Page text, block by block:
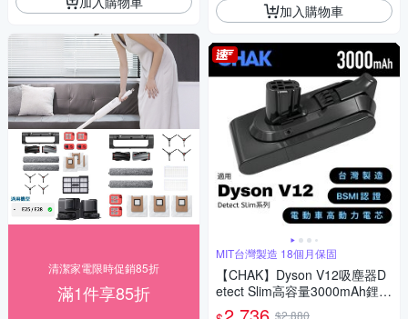
清潔家電限時促銷85折
滿1件享85折
加入購物車
MIT台灣製造 18個月保固
【CHAK】Dyson V12吸塵器D
etect Slim高容量3000mAh鋰電
池 DC1230(Dyson 副廠電池 戴
$2,880